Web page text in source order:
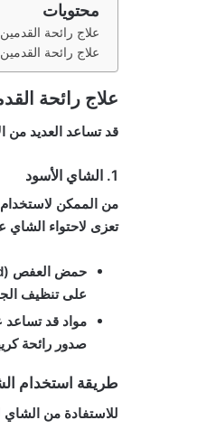
محتويات
علاج رائحة
علاج رائحة
علاج رائحة
قد تساعد العديد من
1. الشاي الأسود
من الممكن لاستخدام
تعزى لاحتواء الشاي
على تنظيف
مواد قد تساعد
صدور رائحة
طريقة استخدام
للاستفادة من الشاي